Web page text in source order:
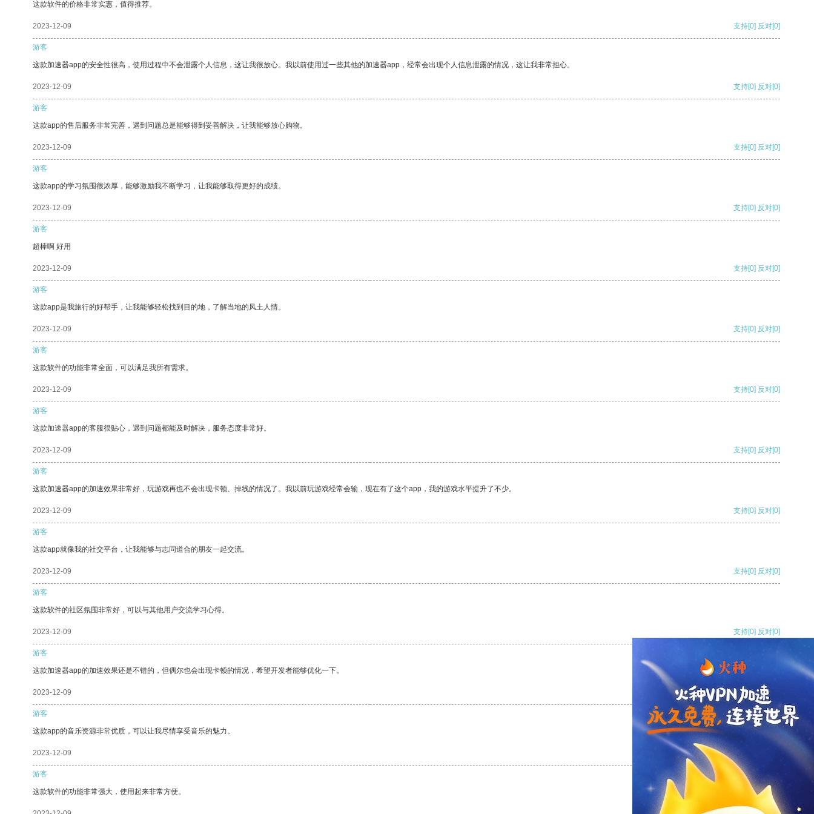
这款软件的价格非常实惠，值得推荐。
2023-12-09 支持[0] 反对[0]
游客
这款加速器app的安全性很高，使用过程中不会泄露个人信息，这让我很放心。我以前使用过一些其他的加速器app，经常会出现个人信息泄露的情况，这让我非常担心。
2023-12-09 支持[0] 反对[0]
游客
这款app的售后服务非常完善，遇到问题总是能够得到妥善解决，让我能够放心购物。
2023-12-09 支持[0] 反对[0]
游客
这款app的学习氛围很浓厚，能够激励我不断学习，让我能够取得更好的成绩。
2023-12-09 支持[0] 反对[0]
游客
超棒啊 好用
2023-12-09 支持[0] 反对[0]
游客
这款app是我旅行的好帮手，让我能够轻松找到目的地，了解当地的风土人情。
2023-12-09 支持[0] 反对[0]
游客
这款软件的功能非常全面，可以满足我所有需求。
2023-12-09 支持[0] 反对[0]
游客
这款加速器app的客服很贴心，遇到问题都能及时解决，服务态度非常好。
2023-12-09 支持[0] 反对[0]
游客
这款加速器app的加速效果非常好，玩游戏再也不会出现卡顿、掉线的情况了。我以前玩游戏经常会输，现在有了这个app，我的游戏水平提升了不少。
2023-12-09 支持[0] 反对[0]
游客
这款app就像我的社交平台，让我能够与志同道合的朋友一起交流。
2023-12-09 支持[0] 反对[0]
游客
这款软件的社区氛围非常好，可以与其他用户交流学习心得。
2023-12-09 支持[0] 反对[0]
游客
这款加速器app的加速效果还是不错的，但偶尔也会出现卡顿的情况，希望开发者能够优化一下。
2023-12-09 支持[0] 反对
游客
这款app的音乐资源非常优质，可以让我尽情享受音乐的魅力。
2023-12-09 支持
游客
这款软件的功能非常强大，使用起来非常方便。